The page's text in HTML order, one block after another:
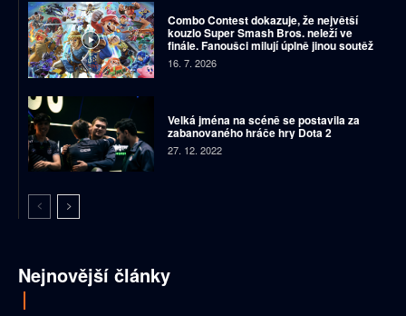
Combo Contest dokazuje, že největší
kouzlo Super Smash Bros. neleží ve
finále. Fanoušci milují úplně jinou soutěž
16. 7. 2026
Velká jména na scéně se postavila za
zabanovaného hráče hry Dota 2
27. 12. 2022
Nejnovější články